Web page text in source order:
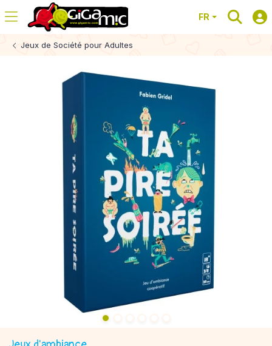
FR
Jeux de Société pour Adultes